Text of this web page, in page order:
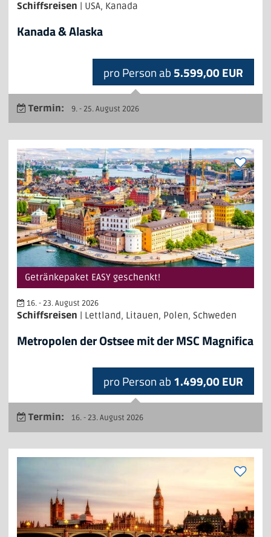
Schiffsreisen | USA, Kanada
Kanada & Alaska
pro Person ab 5.599,00 EUR
Termin: 9. - 25. August 2026
Getränkepaket EASY geschenkt!
16. - 23. August 2026
Schiffsreisen | Lettland, Litauen, Polen, Schweden
Metropolen der Ostsee mit der MSC Magnifica
pro Person ab 1.499,00 EUR
Termin: 16. - 23. August 2026